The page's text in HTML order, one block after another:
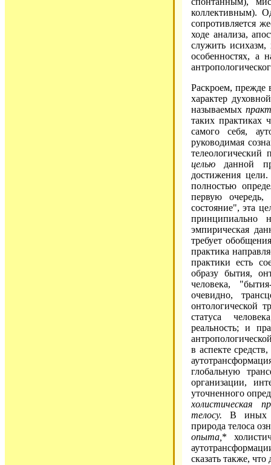
коллективным).
сопротивляется
ходе анализа,
служить исихазм,
особенностях, а
Раскроем, прежде
характер
называемых
таких практиках
самого себя,
руководимая
телеологический
целью данной
достижения
полностью
первую
состояние", эта
принципиально
эмпирическая
требует
практика
практики есть
образу бытия,
человека,
очевидно,
онтологической
статуса
реальность; и
в аспекте
глобальную
организации,
уточненного
холистическая
телосу. В иных
природа телоса
опыта, *
сказать также,